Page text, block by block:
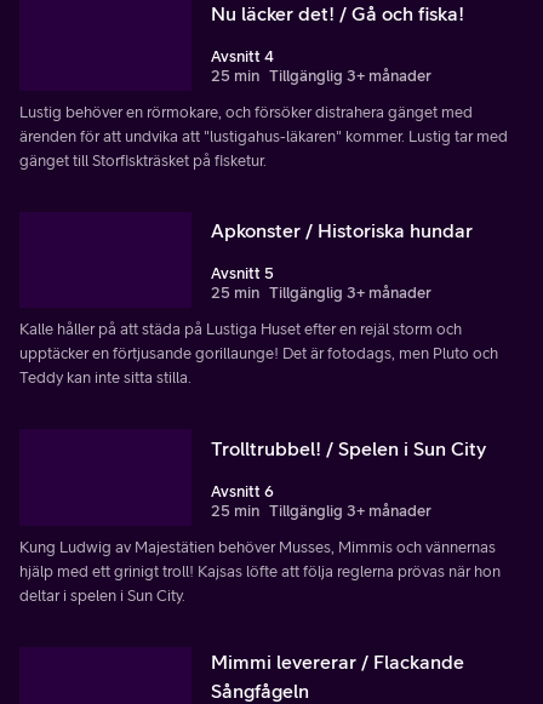
Nu läcker det! / Gå och fiska!
Avsnitt 4
25 min Tillgänglig 3+ månader
Lustig behöver en rörmokare, och försöker distrahera gänget med
ärenden för att undvika att "lustigahus-läkaren" kommer. Lustig tar med
gänget till Storfiskträsket på fisketur.
Apkonster / Historiska hundar
Avsnitt 5
25 min Tillgänglig 3+ månader
Kalle håller på att städa på Lustiga Huset efter en rejäl storm och
upptäcker en förtjusande gorillaunge! Det är fotodags, men Pluto och
Teddy kan inte sitta stilla.
Trolltrubbel! / Spelen i Sun City
Avsnitt 6
25 min Tillgänglig 3+ månader
Kung Ludwig av Majestätien behöver Musses, Mimmis och vännernas
hjälp med ett grinigt troll! Kajsas löfte att följa reglerna prövas när hon
deltar i spelen i Sun City.
Mimmi levererar / Flackande
Sångfågeln